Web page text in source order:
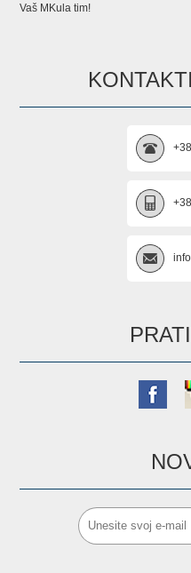
Vaš MKula tim!